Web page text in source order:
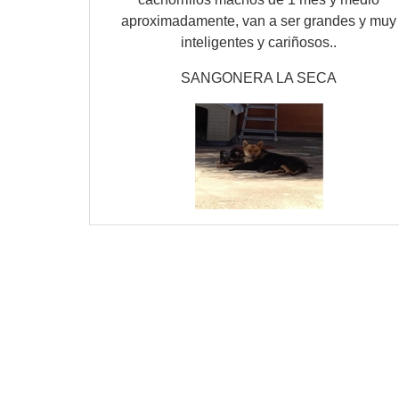
aproximadamente, van a ser grandes y muy
inteligentes y cariñosos..
SANGONERA LA SECA